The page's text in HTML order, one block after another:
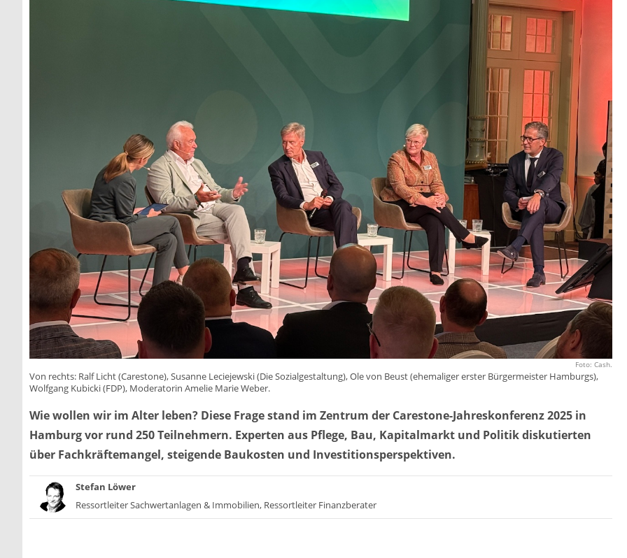
Foto: Cash.
Von rechts: Ralf Licht (Carestone), Susanne Leciejewski (Die Sozialgestaltung), Ole von Beust (ehemaliger erster Bürgermeister Hamburgs),
Wolfgang Kubicki (FDP), Moderatorin Amelie Marie Weber.
Wie wollen wir im Alter leben? Diese Frage stand im Zentrum der Carestone-Jahreskonferenz 2025 in
Hamburg vor rund 250 Teilnehmern. Experten aus Pflege, Bau, Kapitalmarkt und Politik diskutierten
über Fachkräftemangel, steigende Baukosten und Investitionsperspektiven.
Stefan Löwer
Ressortleiter Sachwertanlagen & Immobilien, Ressortleiter Finanzberater